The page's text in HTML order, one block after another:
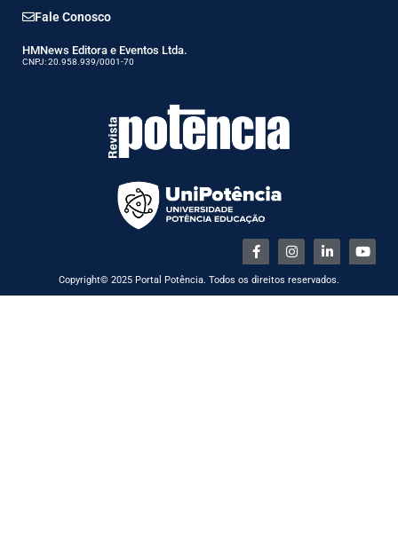
Fale Conosco
HMNews Editora e Eventos Ltda.
CNPJ: 20.958.939/0001-70
Copyright© 2025 Portal Potência. Todos os direitos reservados.